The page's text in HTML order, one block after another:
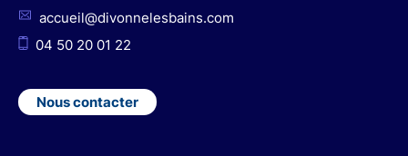
accueil@divonnelesbains.com
04 50 20 01 22
Nous contacter